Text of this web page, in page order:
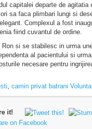
capitalei departe de agitatia
sa faca plimbari lungi si
Complexul a fost
fiind cuvantul de ordine.
Ron si se stabilesc in urma
al pacientului si
necesare pentru
, camin privat batrani
it!